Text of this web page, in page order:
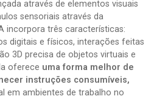
através de elementos visuais
sensoriais através da
incorpora três características:
digitais e físicos, interações feitas
3D precisa de objetos virtuais e
oferece uma forma melhor de
instruções consumíveis,
em ambientes de trabalho no